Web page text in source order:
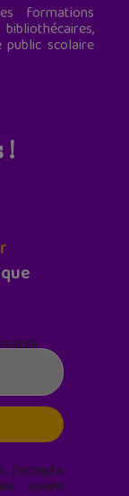
formations
scolaire
!
soient